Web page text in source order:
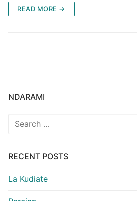
READ MORE →
NDARAMI
Search
RECENT POSTS
La Kudiate